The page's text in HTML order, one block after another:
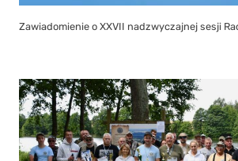
Zawiadomienie o XXVII nadzwyczajnej sesji